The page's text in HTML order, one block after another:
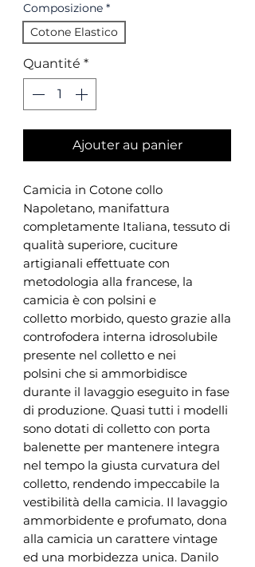
Composizione *
Cotone Elastico
Quantité *
Ajouter au panier
Camicia in Cotone collo
Napoletano, manifattura
completamente Italiana, tessuto di
qualità superiore, cuciture
artigianali effettuate con
metodologia alla francese, la
camicia è con polsini e
colletto morbido, questo grazie alla
controfodera interna idrosolubile
presente nel colletto e nei
polsini che si ammorbidisce
durante il lavaggio eseguito in fase
di produzione. Quasi tutti i modelli
sono dotati di colletto con porta
balenette per mantenere integra
nel tempo la giusta curvatura del
colletto, rendendo impeccabile la
vestibilità della camicia. Il lavaggio
ammorbidente e profumato, dona
alla camicia un carattere vintage
ed una morbidezza unica. Danilo